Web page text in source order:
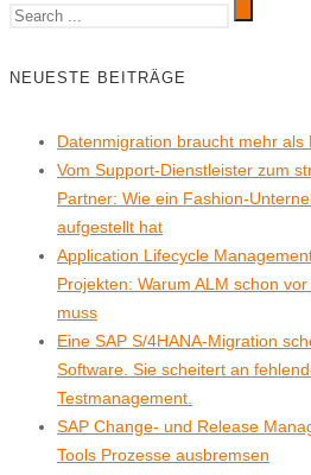
NEUESTE BEITRÄGE
Datenmigration braucht mehr als
Vom Support-Dienstleister zum
Partner: Wie ein Fashion-
aufgestellt hat
Application Lifecycle
Projekten: Warum ALM schon
muss
Eine SAP S/4HANA-Migration
Software. Sie scheitert an
Testmanagement.
SAP Change- und Release
Tools Prozesse ausbremsen